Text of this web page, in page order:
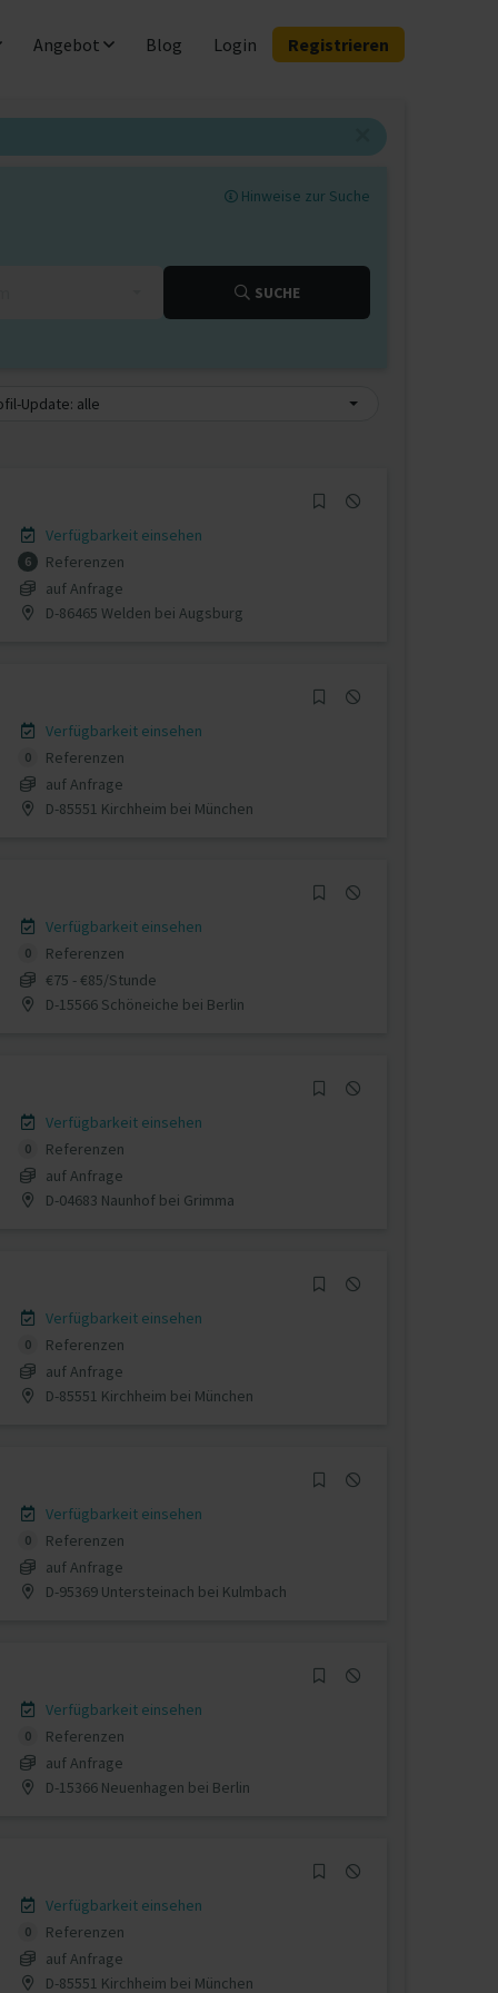
Angebot Blog Login Registrieren
Hinweise zur Suche
SUCHE
Update: alle
Verfügbarkeit einsehen
6
Referenzen
auf Anfrage
D-86465 Welden bei Augsburg
Verfügbarkeit einsehen
0
Referenzen
auf Anfrage
D-85551 Kirchheim bei München
Verfügbarkeit einsehen
0
Referenzen
€75 - €85/Stunde
D-15566 Schöneiche bei Berlin
Verfügbarkeit einsehen
0
Referenzen
auf Anfrage
D-04683 Naunhof bei Grimma
Verfügbarkeit einsehen
0
Referenzen
auf Anfrage
D-85551 Kirchheim bei München
Verfügbarkeit einsehen
0
Referenzen
auf Anfrage
D-95369 Untersteinach bei Kulmbach
Verfügbarkeit einsehen
0
Referenzen
auf Anfrage
D-15366 Neuenhagen bei Berlin
Verfügbarkeit einsehen
0
Referenzen
auf Anfrage
D-85551 Kirchheim bei München